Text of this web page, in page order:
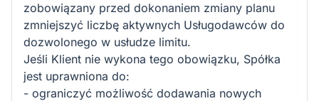
zobowiązany przed dokonaniem zmiany planu
zmniejszyć liczbę aktywnych Usługodawców do
dozwolonego w usłudze limitu.
Jeśli Klient nie wykona tego obowiązku, Spółka
jest uprawniona do:
- ograniczyć możliwość dodawania nowych